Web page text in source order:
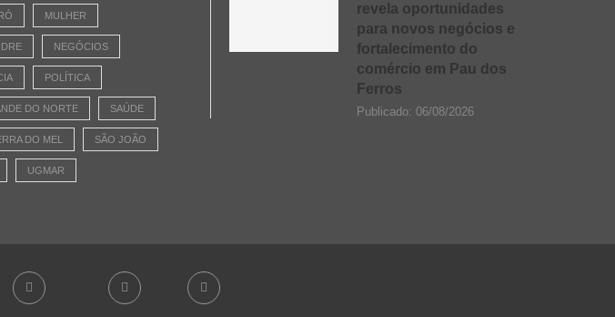
MULHER
NEGÓCIOS
POLÍTICA
DO NORTE SAÚDE
DO MEL SÃO JOÃO
UGMAR
revela oportunidades
para novos negócios e
fortalecimento do
comércio em Pau dos
Ferros
Publicado: 06/08/2026